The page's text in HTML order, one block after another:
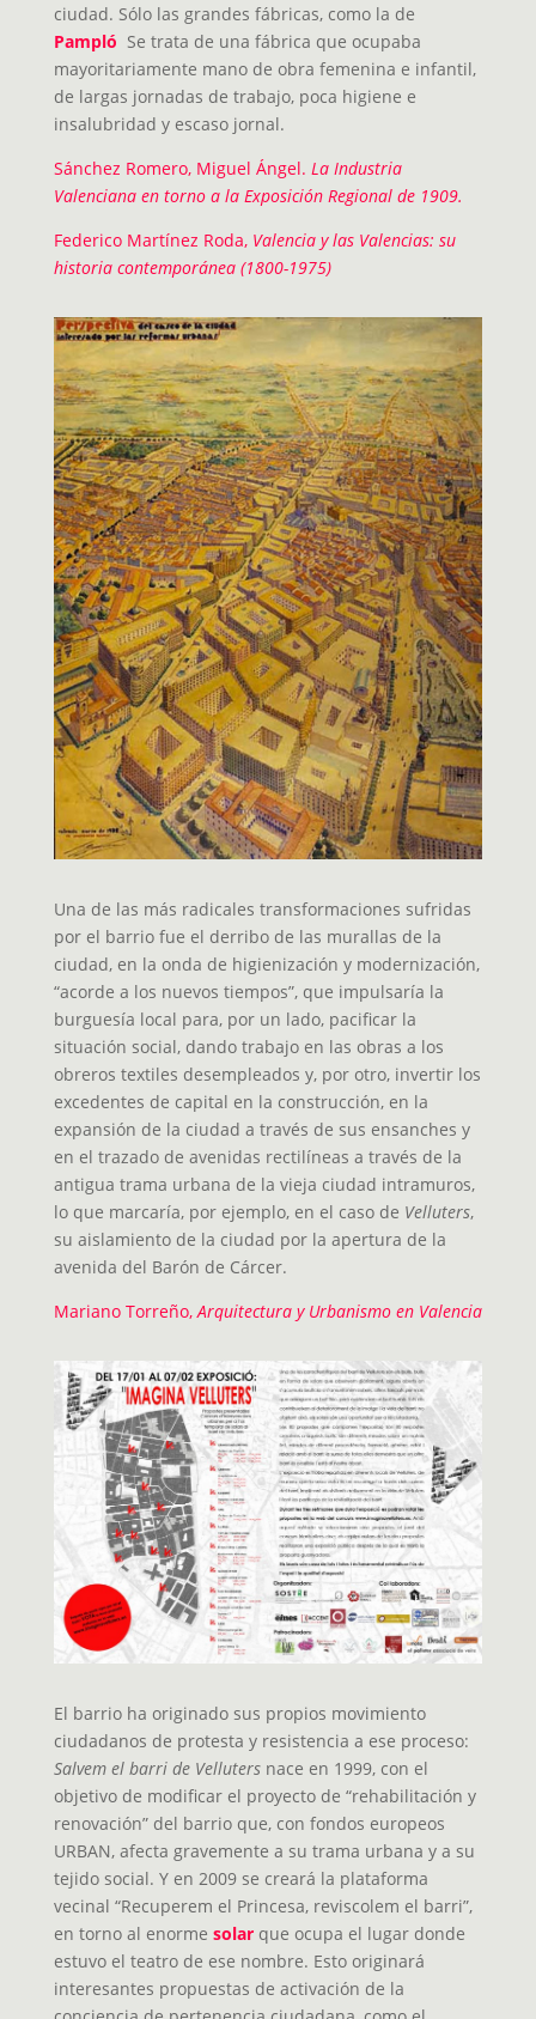
ciudad. Sólo las grandes fábricas, como la de
Pampló Se trata de una fábrica que ocupaba
mayoritariamente mano de obra femenina e infantil,
de largas jornadas de trabajo, poca higiene e
insalubridad y escaso jornal.
Sánchez Romero, Miguel Ángel. La Industria
Valenciana en torno a la Exposición Regional de 1909.
Federico Martínez Roda, Valencia y las Valencias: su
historia contemporánea (1800-1975)
Una de las más radicales transformaciones sufridas
por el barrio fue el derribo de las murallas de la
ciudad, en la onda de higienización y modernización,
“acorde a los nuevos tiempos”, que impulsaría la
burguesía local para, por un lado, pacificar la
situación social, dando trabajo en las obras a los
obreros textiles desempleados y, por otro, invertir los
excedentes de capital en la construcción, en la
expansión de la ciudad a través de sus ensanches y
en el trazado de avenidas rectilíneas a través de la
antigua trama urbana de la vieja ciudad intramuros,
lo que marcaría, por ejemplo, en el caso de Velluters,
su aislamiento de la ciudad por la apertura de la
avenida del Barón de Cárcer.
Mariano Torreño, Arquitectura y Urbanismo en Valencia
El barrio ha originado sus propios movimiento
ciudadanos de protesta y resistencia a ese proceso:
Salvem el barri de Vellutersnace en 1999, con el
objetivo de modificar el proyecto de “rehabilitación y
renovación” del barrio que, con fondos europeos
URBAN, afecta gravemente a su trama urbana y a su
tejido social. Y en 2009 se creará la plataforma
vecinal “Recuperem el Princesa, reviscolem el barri”,
en torno al enorme solarque ocupa el lugar donde
estuvo el teatro de ese nombre. Esto originará
interesantes propuestas de activación de la